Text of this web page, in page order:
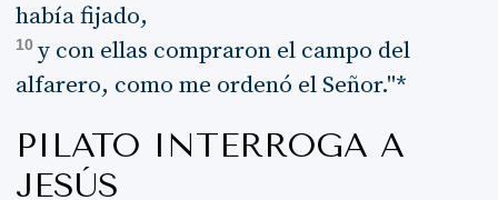
había fijado,
10 y con ellas compraron el campo del
alfarero, como me ordenó el Señor."*
PILATO INTERROGA A
JESÚS